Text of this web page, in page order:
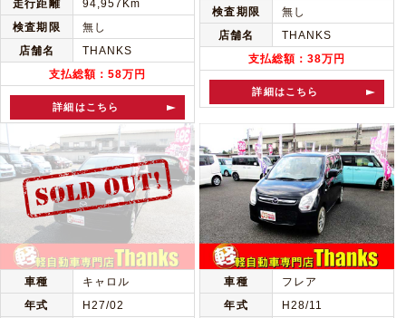
走行距離
94,957Km
検査期限
無し
店舗名
THANKS
支払総額：58万円
詳細はこちら
検査期限
無し
店舗名
THANKS
支払総額：38万円
詳細はこちら
車種
キャロル
年式
H27/02
車種
フレア
年式
H28/11